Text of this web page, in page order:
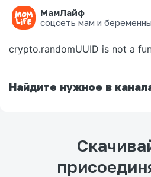
МамЛайф
соцсеть мам и
Ошибка на
crypto.randomUUID is not a
Найдите нужное в